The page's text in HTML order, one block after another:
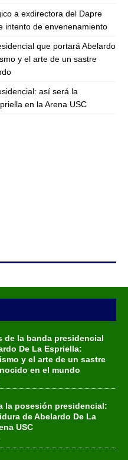
a exdirectora del Dapre
intento de envenenamiento
que portará Abelardo
y el arte de un sastre
así será la
en la Arena USC
de la banda presidencial
De La Espriella:
y el arte de un sastre
en el mundo
la posesión presidencial:
de Abelardo De La
USC